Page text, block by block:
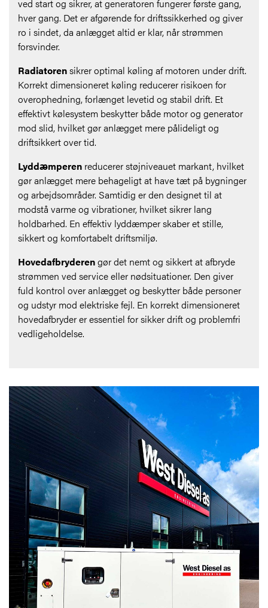
ved start og sikrer, at generatoren fungerer første gang,
hver gang. Det er afgørende for driftssikkerhed og giver
ro i sindet, da anlægget altid er klar, når strømmen
forsvinder.
Radiatorensikrer optimal køling af motoren under drift.
Korrekt dimensioneret køling reducerer risikoen for
overophedning, forlænget levetid og stabil drift. Et
effektivt kølesystem beskytter både motor og generator
mod slid, hvilket gør anlægget mere pålideligt og
driftsikkert over tid.
Lyddæmperen reducerer støjniveauet markant, hvilket
gør anlægget mere behageligt at have tæt på bygninger
og arbejdsområder. Samtidig er den designet til at
modstå varme og vibrationer, hvilket sikrer lang
holdbarhed. En effektiv lyddæmper skaber et stille,
sikkert og komfortabelt driftsmiljø.
Hovedafbryderengør det nemt og sikkert at afbryde
strømmen ved service eller nødsituationer. Den giver
fuld kontrol over anlægget og beskytter både personer
og udstyr mod elektriske fejl. En korrekt dimensioneret
hovedafbryder er essentiel for sikker drift og problemfri
vedligeholdelse.